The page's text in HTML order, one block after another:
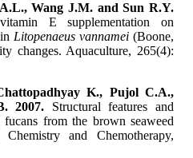
Wang J.M. and Sun R.Y.
E supplementation on
Litopenaeus vannamei(Boone,
changes. Aquaculture, 265(4):
K., Pujol C.A.,
2007. Structural features and
from the brown seaweed
and Chemotherapy,